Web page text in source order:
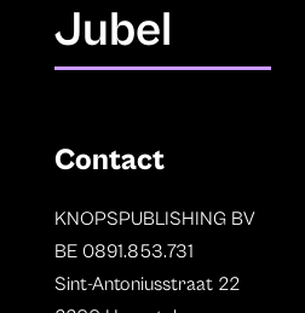
Jubel
Contact
KNOPSPUBLISHING BV
BE 0891.853.731
Sint-Antoniusstraat 22